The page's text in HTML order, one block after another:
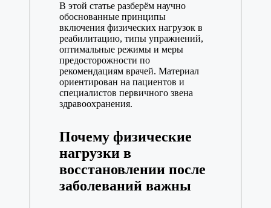
В этой статье разберём научно
обоснованные принципы
включения физических нагрузок в
реабилитацию, типы упражнений,
оптимальные режимы и меры
предосторожности по
рекомендациям врачей. Материал
ориентирован на пациентов и
специалистов первичного звена
здравоохранения.
Почему физические
нагрузки в
восстановлении после
заболеваний важны